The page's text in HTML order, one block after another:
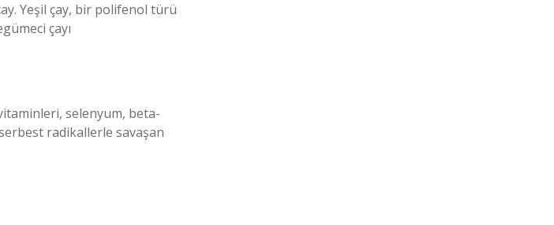
Yeşil çay, bir polifenol türü
çayı
selenyum, beta-
radikallerle savaşan